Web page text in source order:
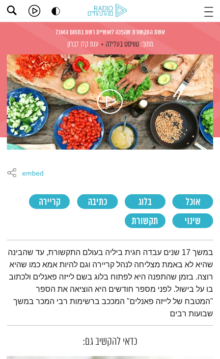
אשת התקשורת שהפכה לאושיית רשת בתחום האוכל
מתוך: טוויסט בעלילה ענת קלו לברון
אוכל בלוג כתיבה
קריירה
שינוי
תקשורת
embed
תמצית הפודקאסט
במשך 17 שנים עבדה חגית ביליה בעולם התקשורת, עד שהבינה
שהיא לא באמת מצליחה לנהל קריירה וגם להיות אמא כמו שהיא
רוצה. בזמן שהתפנה היא לפתוח בלוג בשם לייזה פאנלים ולכתוב
בו על בישול. לפני מספר חודשים היא הוציאה את הספר
"המטבח של לייזה פאנלים" המככב ברשימות רבי המכר במשך
שבועות רבים
כדאי להקשיב גם: